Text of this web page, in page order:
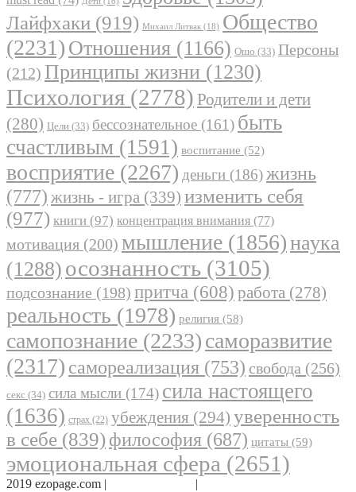
Лайфхаки (919) Михаил Литвак (18) Общество
(2231) Отношения (1166) Ошо (33) Персоны
(212) Принципы жизни (1230)
Психология (2778) Родители и дети
(280) Цели (33) бессознательное (161) быть
счастливым (1591) воспитание (52)
восприятие (2267) деньги (186)жизнь
(777) жизнь - игра (339) изменить себя
(977) книги (97) концентрация внимания (77)
мотивация (200) мышление (1856)наука
(1288) осознанность (3105)
подсознание (198) притча (608) работа (278)
реальность (1978) религия (58)
самопознание (2233)саморазвитие
(2317) самореализация (753) свобода (256)
секс (34) сила мысли (174) сила настоящего
(1636) страх (22) убеждения (294) уверенность
в себе (839) философия (687) цитаты (59)
эмоциональная сфера (2651)
2019 ezopage.com | |